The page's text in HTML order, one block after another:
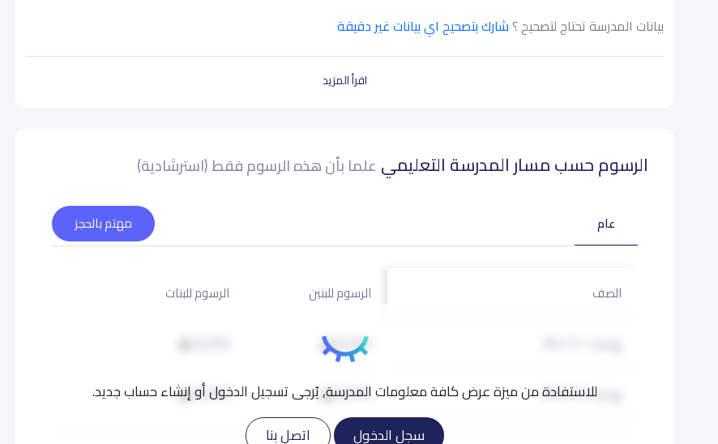
اقرأ المزيد
بيانات المدرسة تحتاج لتصحيح ؟شارك بتصحيح اي بيانات غير دقيقة
الرسوم حسب مسار المدرسة التعليمي علما بأن هذه الرسوم فقط (استرشادية)
للاستفادة من ميزة عرض كافة معلومات المدرسة, يُرجى تسجيل الدخول أو إنشاء حساب جديد.
سجل الدخول
اتصل بنا
عام مهتم بالحجز
الصف الرسوم للبنين الرسوم للبنات
8,000
روضة 2 (KG 2)
8,000
8,000